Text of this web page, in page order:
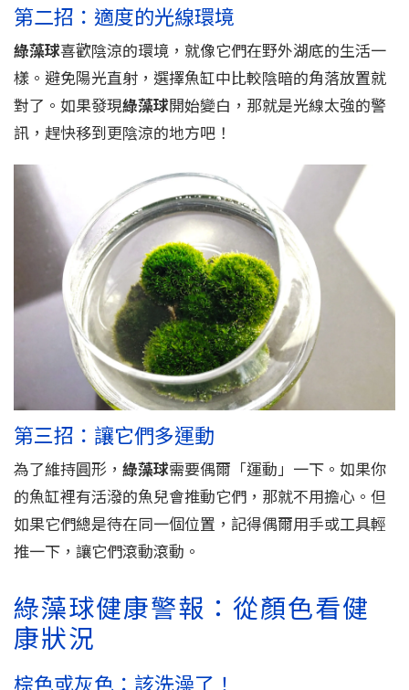
第二招：適度的光線環境
綠藻球喜歡陰涼的環境，就像它們在野外湖底的生活一
樣。避免陽光直射，選擇魚缸中比較陰暗的角落放置就
對了。如果發現綠藻球開始變白，那就是光線太強的警
訊，趕快移到更陰涼的地方吧！
第三招：讓它們多運動
為了維持圓形， 綠藻球需要偶爾「運動」一下。如果你
的魚缸裡有活潑的魚兒會推動它們，那就不用擔心。但
如果它們總是待在同一個位置，記得偶爾用手或工具輕
推一下，讓它們滾動滾動。
綠藻球健康警報：從顏色看健
康狀況
棕色或灰色：該洗澡了！